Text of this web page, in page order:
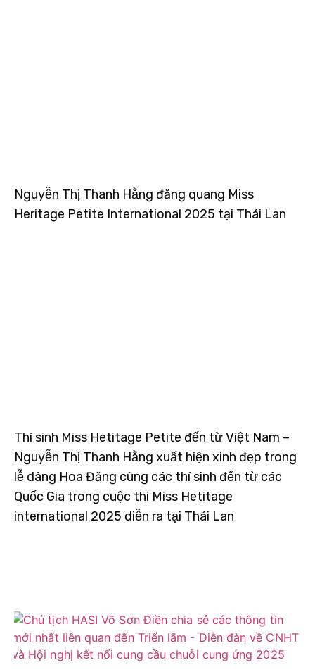
Nguyễn Thị Thanh Hằng đăng quang Miss
Heritage Petite International 2025 tại Thái Lan
Thí sinh Miss Hetitage Petite đến từ Việt Nam –
Nguyễn Thị Thanh Hằng xuất hiện xinh đẹp trong
lễ dâng Hoa Đăng cùng các thí sinh đến từ các
Quốc Gia trong cuộc thi Miss Hetitage
international 2025 diễn ra tại Thái Lan